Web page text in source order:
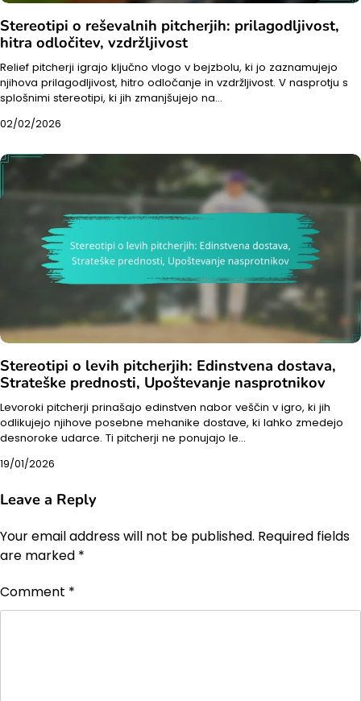
Stereotipi o reševalnih pitcherjih: prilagodljivost,
hitra odločitev, vzdržljivost
Relief pitcherji igrajo ključno vlogo v bejzbolu, ki jo zaznamujejo
njihova prilagodljivost, hitro odločanje in vzdržljivost. V nasprotju s
splošnimi stereotipi, ki jih zmanjšujejo na…
02/02/2026
Stereotipi o levih pitcherjih: Edinstvena dostava,
Strateške prednosti, Upoštevanje nasprotnikov
Levoroki pitcherji prinašajo edinstven nabor veščin v igro, ki jih
odlikujejo njihove posebne mehanike dostave, ki lahko zmedejo
desnoroke udarce. Ti pitcherji ne ponujajo le…
19/01/2026
Leave a Reply
Your email address will not be published. Required fields
are marked *
Comment *